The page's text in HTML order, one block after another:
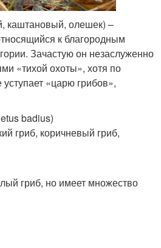
каштановый, олешек) –
к благородным
Зачастую он незаслуженно
«тихой охоты», хотя по
«царю грибов»,
badius)
гриб, коричневый гриб,
гриб, но имеет множество